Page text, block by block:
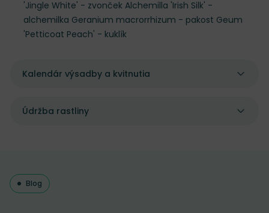
'Jingle White' - zvonček Alchemilla 'Irish Silk' -
alchemilka Geranium macrorrhizum - pakost Geum
'Petticoat Peach' - kuklík
Kalendár výsadby a kvitnutia
Údržba rastliny
Blog